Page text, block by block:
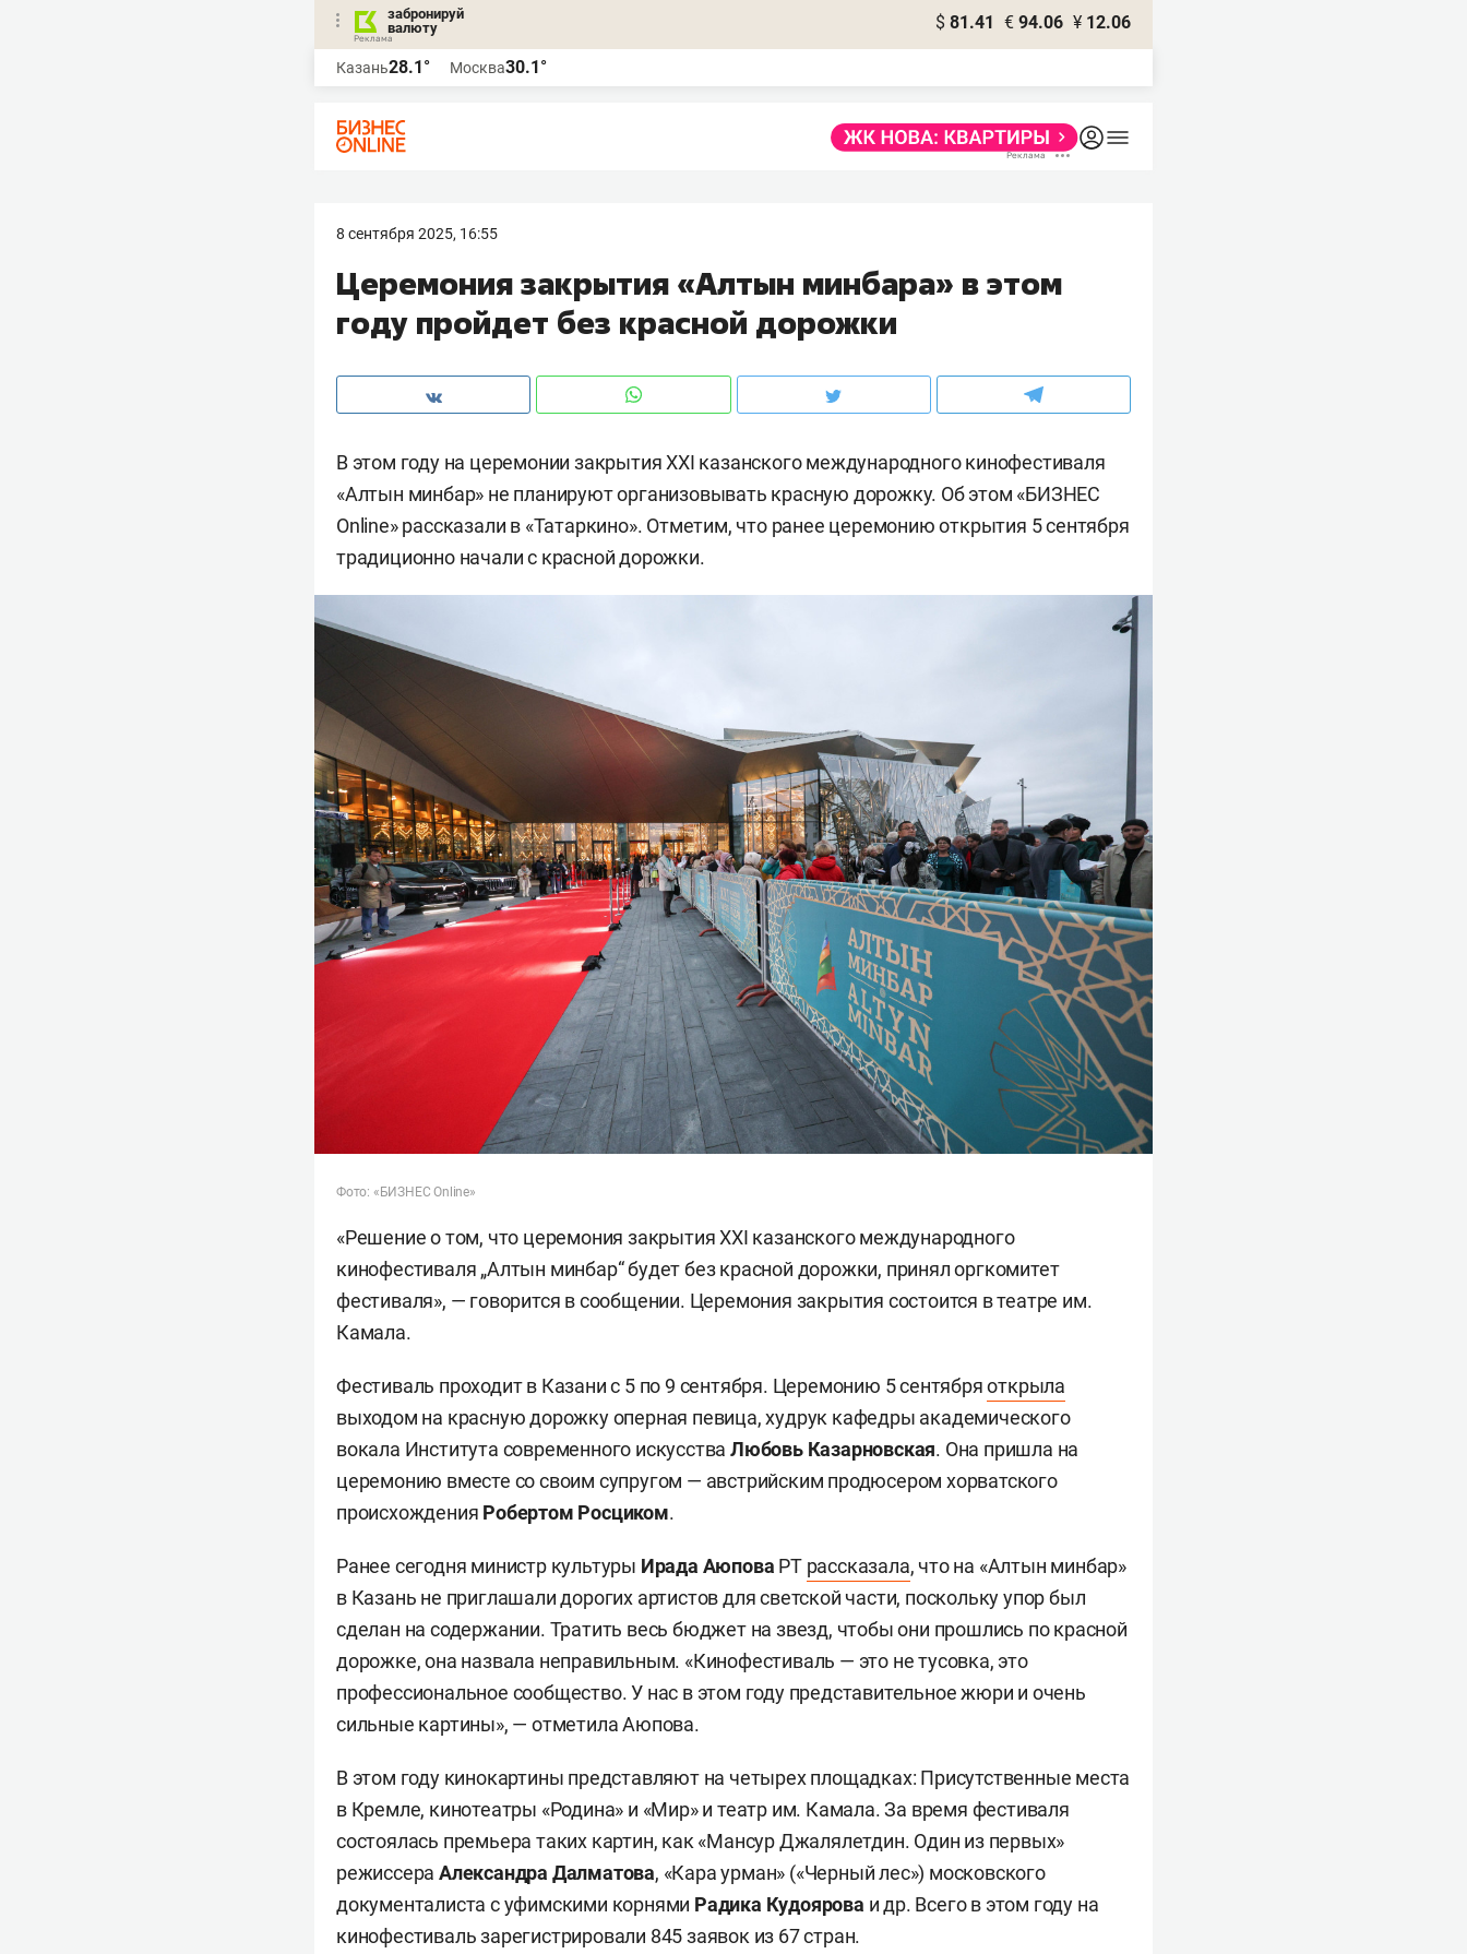
забронируй
валюту
$ 81.41 € 94.06 ¥ 12.06
Казань28.1° Москва30.1°
8 сентября 2025, 16:55
Церемония закрытия «Алтын минбара» в этом
году пройдет без красной дорожки
В этом году на церемонии закрытия XXI казанского международного кинофестиваля
«Алтын минбар» не планируют организовывать красную дорожку. Об этом «БИЗНЕС
Online» рассказали в «Татаркино». Отметим, что ранее церемонию открытия 5 сентября
традиционно начали с красной дорожки.
Фото: «БИЗНЕС Online»
«Решение о том, что церемония закрытия XXI казанского международного
кинофестиваля „Алтын минбар“ будет без красной дорожки, принял оргкомитет
фестиваля», — говорится в сообщении. Церемония закрытия состоится в театре им.
Камала.
Фестиваль проходит в Казани с 5 по 9 сентября. Церемонию 5 сентябряоткрыла
выходом на красную дорожку оперная певица, худрук кафедры академического
вокала Института современного искусства Любовь Казарновская. Она пришла на
церемонию вместе со своим супругом — австрийским продюсером хорватского
происхождения Робертом Росциком.
Ранее сегодня министр культуры Ирада Аюпова РТ рассказала, что на «Алтын минбар»
в Казань не приглашали дорогих артистов для светской части, поскольку упор был
сделан на содержании. Тратить весь бюджет на звезд, чтобы они прошлись по красной
дорожке, она назвала неправильным. «Кинофестиваль — это не тусовка, это
профессиональное сообщество. У нас в этом году представительное жюри и очень
сильные картины», — отметила Аюпова.
В этом году кинокартины представляют на четырех площадках: Присутственные места
в Кремле, кинотеатры «Родина» и «Мир» и театр им. Камала. За время фестиваля
состоялась премьера таких картин, как «Мансур Джалялетдин. Один из первых»
режиссераАлександра Далматова, «Кара урман» («Черный лес») московского
документалиста с уфимскими корнями Радика Кудоярова и др. Всего в этом году на
кинофестиваль зарегистрировали 845 заявок из 67 стран.